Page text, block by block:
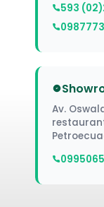
593
Av.